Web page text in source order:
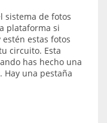
sistema de fotos
plataforma si
estas fotos
circuito. Esta
has hecho una
Hay una pestaña